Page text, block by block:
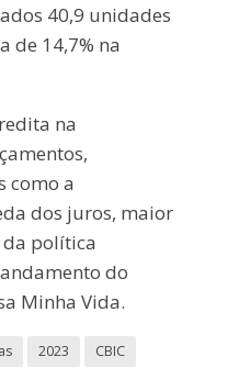
40,9 unidades
de 14,7% na
na
como a
dos juros, maior
da política
do
Minha Vida.
2023 CBIC